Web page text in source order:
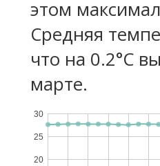
этом
Средняя
что на 0.2°C
марте.
20
25
30